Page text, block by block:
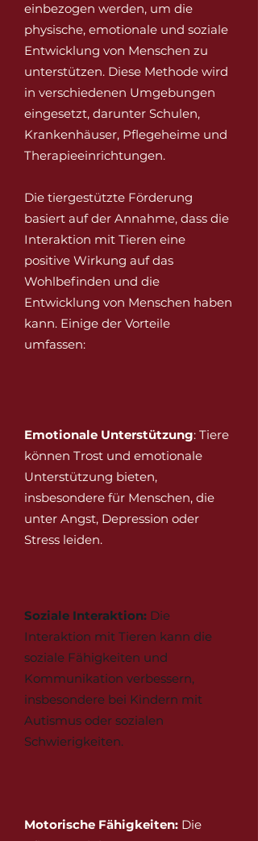
einbezogen werden, um die
physische, emotionale und soziale
Entwicklung von Menschen zu
unterstützen. Diese Methode wird
in verschiedenen Umgebungen
eingesetzt, darunter Schulen,
Krankenhäuser, Pflegeheime und
Therapieeinrichtungen.
Die tiergestützte Förderung
basiert auf der Annahme, dass die
Interaktion mit Tieren eine
positive Wirkung auf das
Wohlbefinden und die
Entwicklung von Menschen haben
kann. Einige der Vorteile
umfassen:
Emotionale Unterstützung: Tiere
können Trost und emotionale
Unterstützung bieten,
insbesondere für Menschen, die
unter Angst, Depression oder
Stress leiden.
Soziale Interaktion: Die
Interaktion mit Tieren kann die
soziale Fähigkeiten und
Kommunikation verbessern,
insbesondere bei Kindern mit
Autismus oder sozialen
Schwierigkeiten.
Motorische Fähigkeiten: Die